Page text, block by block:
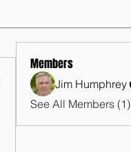
Members
Jim Humphrey
See All Members (1)